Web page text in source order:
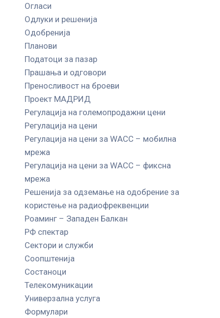
Огласи
Одлуки и решенија
Одобренија
Планови
Податоци за пазар
Прашања и одговори
Преносливост на броеви
Проект МАДРИД
Регулација на големопродажни цени
Регулација на цени
Регулација на цени за WACC – мобилна
мрежа
Регулација на цени за WACC – фиксна
мрежа
Решенија за одземање на одобрение за
користење на радиофреквенции
Роаминг – Западен Балкан
РФ спектар
Сектори и служби
Соопштенија
Состаноци
Телекомуникации
Универзална услуга
Формулари